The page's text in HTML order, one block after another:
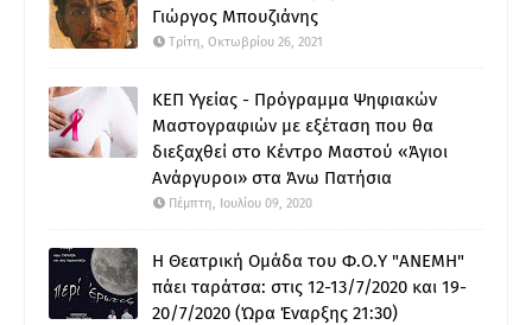
Γιώργος Μπουζιάνης
Τρίτη, Οκτωβρίου 26, 2021
ΚΕΠ Υγείας - Πρόγραμμα Ψηφιακών
Μαστογραφιών με εξέταση που θα
διεξαχθεί στο Κέντρο Μαστού «Άγιοι
Ανάργυροι» στα Άνω Πατήσια
Πέμπτη, Ιουλίου 09, 2020
Η Θεατρική Ομάδα του Φ.Ο.Υ "ΑΝΕΜΗ"
πάει ταράτσα: στις 12-13/7/2020 και 19-
20/7/2020 (Ώρα Έναρξης 21:30)